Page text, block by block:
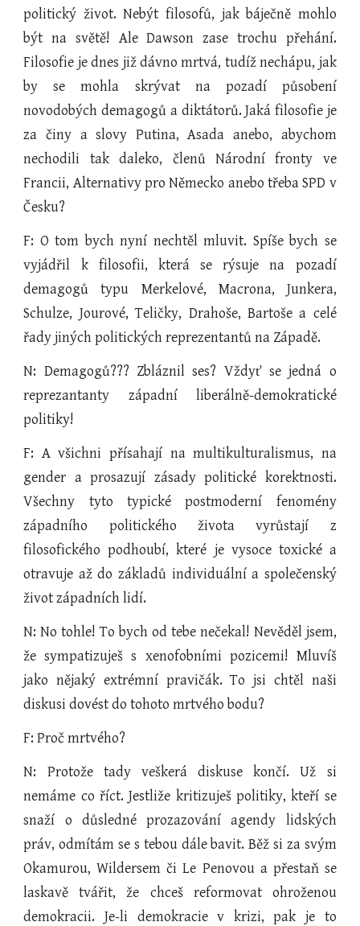
politický život. Nebýt filosofů, jak báječně mohlo
být na světě! Ale Dawson zase trochu přehání.
Filosofie je dnes již dávno mrtvá, tudíž nechápu, jak
by se mohla skrývat na pozadí působení
novodobých demagogů a diktátorů. Jaká filosofie je
za činy a slovy Putina, Asada anebo, abychom
nechodili tak daleko, členů Národní fronty ve
Francii, Alternativy pro Německo anebo třeba SPD v
Česku?
F: O tom bych nyní nechtěl mluvit. Spíše bych se
vyjádřil k filosofii, která se rýsuje na pozadí
demagogů typu Merkelové, Macrona, Junkera,
Schulze, Jourové, Teličky, Drahoše, Bartoše a celé
řady jiných politických reprezentantů na Západě.
N: Demagogů??? Zbláznil ses? Vždyť se jedná o
reprezantanty západní liberálně-demokratické
politiky!
F: A všichni přísahají na multikulturalismus, na
gender a prosazují zásady politické korektnosti.
Všechny tyto typické postmoderní fenomény
západního politického života vyrůstají z
filosofického podhoubí, které je vysoce toxické a
otravuje až do základů individuální a společenský
život západních lidí.
N: No tohle! To bych od tebe nečekal! Nevěděl jsem,
že sympatizuješ s xenofobními pozicemi! Mluvíš
jako nějaký extrémní pravičák. To jsi chtěl naši
diskusi dovést do tohoto mrtvého bodu?
F: Proč mrtvého?
N: Protože tady veškerá diskuse končí. Už si
nemáme co říct. Jestliže kritizuješ politiky, kteří se
snaží o důsledné prozazování agendy lidských
práv, odmítám se s tebou dále bavit. Běž si za svým
Okamurou, Wildersem či Le Penovou a přestaň se
laskavě tvářit, že chceš reformovat ohroženou
demokracii. Je-li demokracie v krizi, pak je to